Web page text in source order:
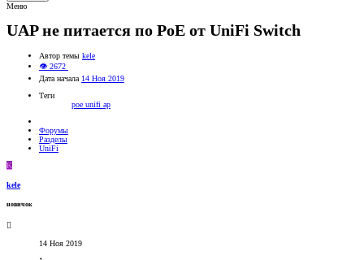
Меню
UAP не питается по PoE от UniFi Switch
Автор темы kele
👁 2672
Дата начала 14 Ноя 2019
Теги
poe unifi ap
Форумы
Разделы
UniFi
K
kele
новичок
14 Ноя 2019